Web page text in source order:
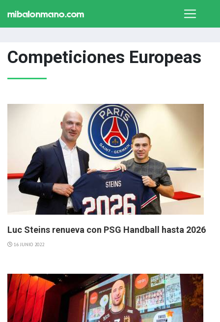
Competiciones Europeas
Luc Steins renueva con PSG Handball hasta 2026
16 JUNIO 2022